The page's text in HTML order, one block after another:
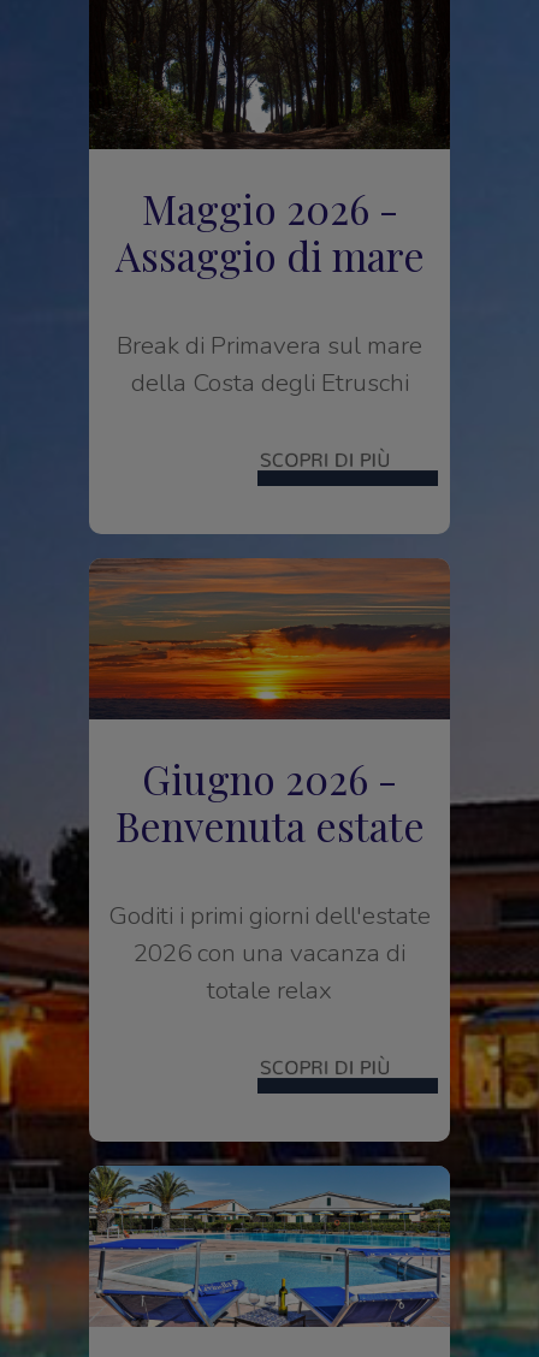
Maggio 2026 -
Assaggio di mare
Break di Primavera sul mare
della Costa degli Etruschi
Giugno 2026 -
Benvenuta estate
Goditi i primi giorni dell'estate
2026 con una vacanza di
totale relax